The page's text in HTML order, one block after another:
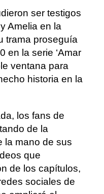
ser testigos
Amelia en la
trama proseguía
en la serie ‘Amar
ventana para
historia en la
los fans de
de la
la mano de sus
que
de los capítulos,
sociales de